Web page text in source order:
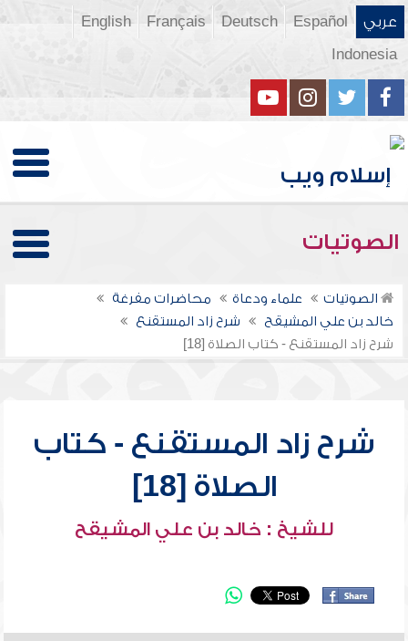
عربي Español
Deutsch
Français
English
Indonesia
الصوتيات
الصوتيات علماء ودعاة
محاضرات مفرغة
خالد بن علي المشيقح
شرح زاد المستقنع
شرح زاد المستقنع - كتاب الصلاة [18]
شرح زاد المستقنع - كتاب
الصلاة [18]
للشيخ : خالد بن علي المشيقح